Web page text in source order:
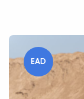
EAD